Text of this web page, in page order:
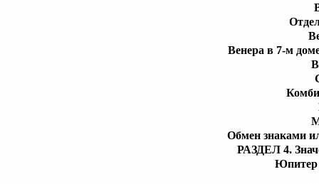
Венера в 7-м
Обмен знаками
РАЗДЕЛ 4.
Юпитер